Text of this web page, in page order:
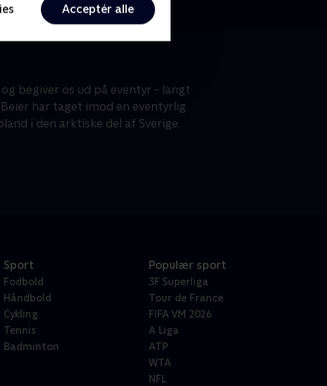
Acceptér alle
begiver os ud på eventyr - langt
har taget imod en eventyrlig
i den arktiske del af Sverige.
Sport
Fodbold
Håndbold
Cykling
Tennis
Badminton
Populær sport
3F Superliga
Tour de France
FIFA VM 2026
A Liga
ATP
WTA
NFL